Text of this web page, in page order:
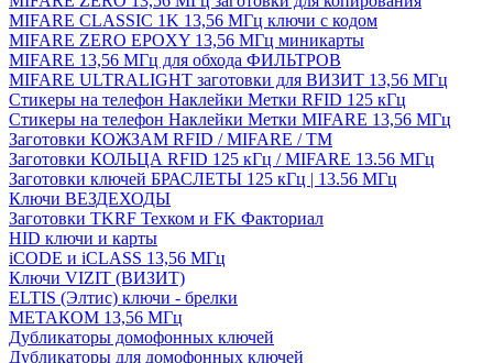
MIFARE CLASSIC 1K 13,56 МГц ключи с кодом
MIFARE ZERO EPOXY 13,56 МГц миникарты
MIFARE 13,56 МГц для обхода ФИЛЬТРОВ
MIFARE ULTRALIGHT заготовки для ВИЗИТ 13,56 МГц
Стикеры на телефон Наклейки Метки RFID 125 кГц
Стикеры на телефон Наклейки Метки MIFARE 13,56 МГц
Заготовки КОЖЗАМ RFID / MIFARE / TM
Заготовки КОЛЬЦА RFID 125 кГц / MIFARE 13.56 МГц
Заготовки ключей БРАСЛЕТЫ 125 кГц | 13.56 МГц
Ключи ВЕЗДЕХОДЫ
Заготовки TKRF Техком и FK Факториал
HID ключи и карты
iCODE и iCLASS 13,56 МГц
Ключи VIZIT (ВИЗИТ)
ELTIS (Элтис) ключи - брелки
МЕТАКОМ 13,56 МГц
Дубликаторы домофонных ключей
Дубликаторы для домофонных ключей